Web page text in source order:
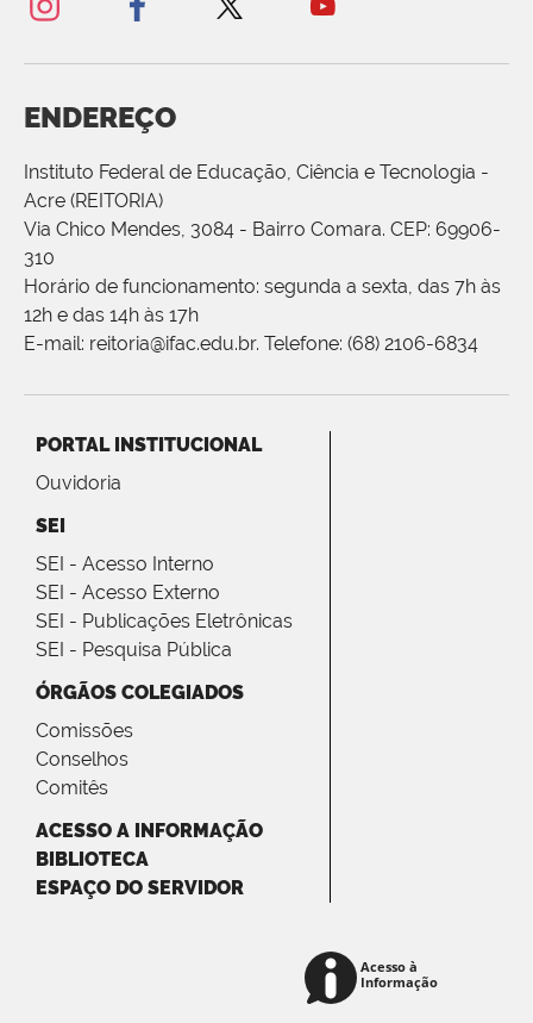
ENDEREÇO
Instituto Federal de Educação, Ciência e Tecnologia -
Acre (REITORIA)
Via Chico Mendes, 3084 - Bairro Comara. CEP: 69906-
310
Horário de funcionamento: segunda a sexta, das 7h às
12h e das 14h às 17h
E-mail: reitoria@ifac.edu.br. Telefone: (68) 2106-6834
PORTAL INSTITUCIONAL
Ouvidoria
SEI
SEI - Acesso Interno
SEI - Acesso Externo
SEI - Publicações Eletrônicas
SEI - Pesquisa Pública
ÓRGÃOS COLEGIADOS
Comissões
Conselhos
Comitês
ACESSO A INFORMAÇÃO
BIBLIOTECA
ESPAÇO DO SERVIDOR